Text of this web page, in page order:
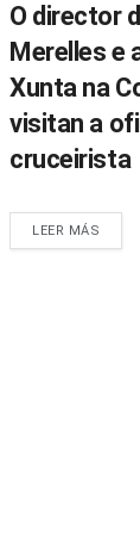
O director
Merelles e
Xunta na
visitan a
cruceirista
LEER MÁS